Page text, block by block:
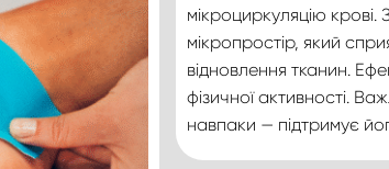
мікроциркуляцію
мікропростір, який
відновлення тканин.
фізичної активності.
навпаки — підтримує